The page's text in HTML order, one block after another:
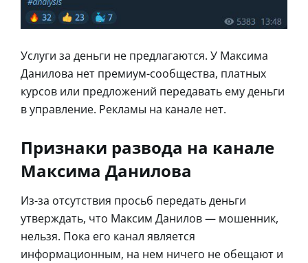
Услуги за деньги не предлагаются. У Максима
Данилова нет премиум-сообщества, платных
курсов или предложений передавать ему деньги
в управление. Рекламы на канале нет.
Признаки развода на канале
Максима Данилова
Из-за отсутствия просьб передать деньги
утверждать, что Максим Данилов — мошенник,
нельзя. Пока его канал является
информационным, на нем ничего не обещают и